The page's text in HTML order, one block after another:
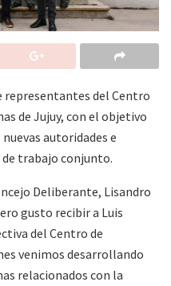
representantes del Centro
de Jujuy, con el objetivo
autoridades e
trabajo conjunto.
Deliberante, Lisandro
gusto recibir a Luis
del Centro de
venimos desarrollando
relacionados con la